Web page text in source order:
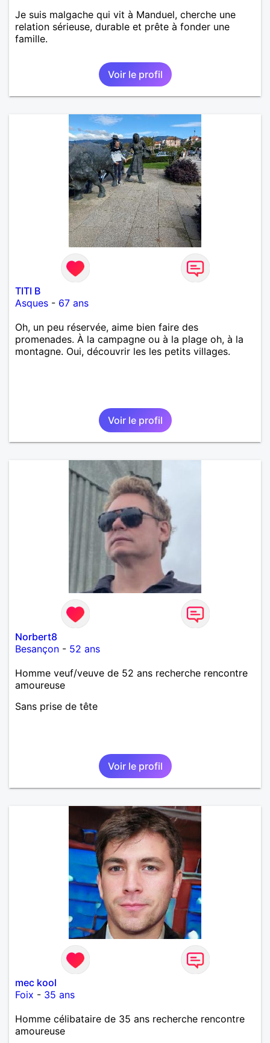
Je suis malgache qui vit à Manduel, cherche une
relation sérieuse, durable et prête à fonder une
famille.
Voir le profil
TITI B
Asques - 67 ans
Oh, un peu réservée, aime bien faire des
promenades. À la campagne ou à la plage oh, à la
montagne. Oui, découvrir les les petits villages.
Voir le profil
Norbert8
Besançon - 52 ans
Homme veuf/veuve de 52 ans recherche rencontre
amoureuse
Sans prise de tête
Voir le profil
mec kool
Foix - 35 ans
Homme célibataire de 35 ans recherche rencontre
amoureuse